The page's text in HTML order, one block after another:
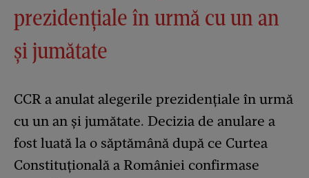
prezidențiale în urmă cu un an
și jumătate
CCR a anulat alegerile prezidențiale în urmă
cu un an și jumătate. Decizia de anulare a
fost luată la o săptămână după ce Curtea
Constituțională a României confirmase